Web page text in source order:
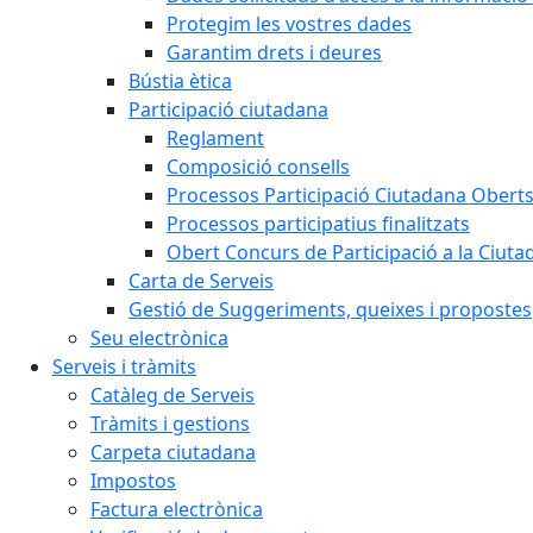
Protegim les vostres dades
Garantim drets i deures
Bústia ètica
Participació ciutadana
Reglament
Composició consells
Processos Participació Ciutadana Oberts
Processos participatius finalitzats
Obert Concurs de Participació a la
Carta de Serveis
Gestió de Suggeriments, queixes i propostes
Seu electrònica
Serveis i tràmits
Catàleg de Serveis
Tràmits i gestions
Carpeta ciutadana
Impostos
Factura electrònica